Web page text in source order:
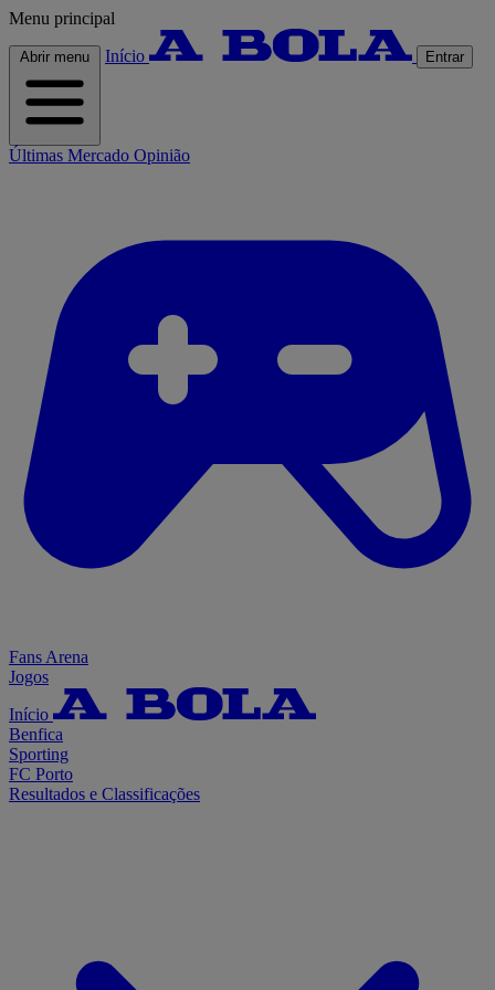
Menu principal
Abrir menu Início Entrar
Últimas Mercado Opinião
Fans Arena
Jogos
Início
Benfica
Sporting
FC Porto
Resultados e Classificações